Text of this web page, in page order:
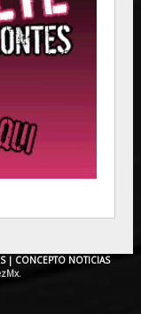
| CONCEPTO NOTICIAS